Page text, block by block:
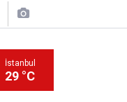
İstanbul
29 °C